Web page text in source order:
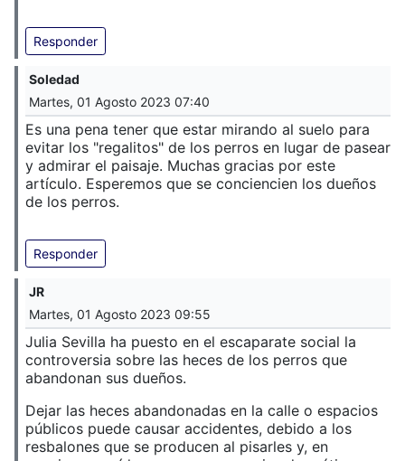
Responder
Soledad
Martes, 01 Agosto 2023 07:40
Es una pena tener que estar mirando al suelo para
evitar los "regalitos" de los perros en lugar de pasear
y admirar el paisaje. Muchas gracias por este
artículo. Esperemos que se conciencien los dueños
de los perros.
Responder
JR
Martes, 01 Agosto 2023 09:55
Julia Sevilla ha puesto en el escaparate social la
controversia sobre las heces de los perros que
abandonan sus dueños.
Dejar las heces abandonadas en la calle o espacios
públicos puede causar accidentes, debido a los
resbalones que se producen al pisarles y, en